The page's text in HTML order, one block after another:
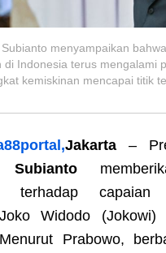
menyampaikan
di Indonesia terus mengalami
kemiskinan mencapai titik
Jakarta –
Subianto
terhadap capaian
Widodo (Jokowi)
Prabowo,